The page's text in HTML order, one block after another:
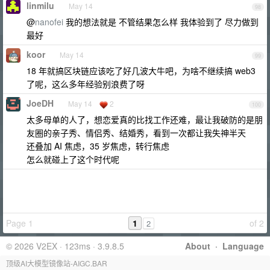
98
linmilu May 14
@nanofei 我的想法就是 不管结果怎么样 我体验到了 尽力做到
最好
99
koor May 14
18 年就搞区块链应该吃了好几波大牛吧，为啥不继续搞 web3
了呢，这么多年经验别浪费了呀
100
JoeDH May 14 2
太多母单的人了，想恋爱真的比找工作还难，最让我破防的是朋
友圈的亲子秀、情侣秀、结婚秀，看到一次都让我失神半天
还叠加 AI 焦虑，35 岁焦虑，转行焦虑
怎么就碰上了这个时代呢
Page 1 of 2
1 2
About · Language
© 2026 V2EX · 123ms · 3.9.8.5
顶级AI大模型镜像站-AIGC.BAR